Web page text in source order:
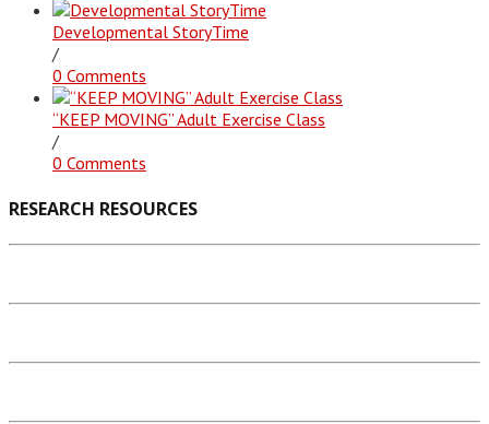
Developmental StoryTime
/
0 Comments
“KEEP MOVING” Adult Exercise Class
/
0 Comments
RESEARCH RESOURCES